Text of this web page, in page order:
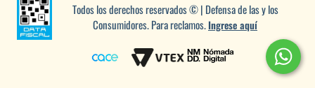
Todos los derechos reservados © | Defensa de las y los
Consumidores. Para reclamos.Ingrese aquí